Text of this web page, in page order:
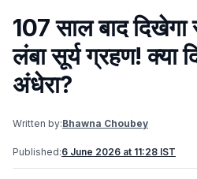
107 साल बाद
लंबा सूर्य ग्रहण! क्या
अंधेरा?
Written by:Bhawna Choubey
Published:6 June 2026 at 11:28 IST